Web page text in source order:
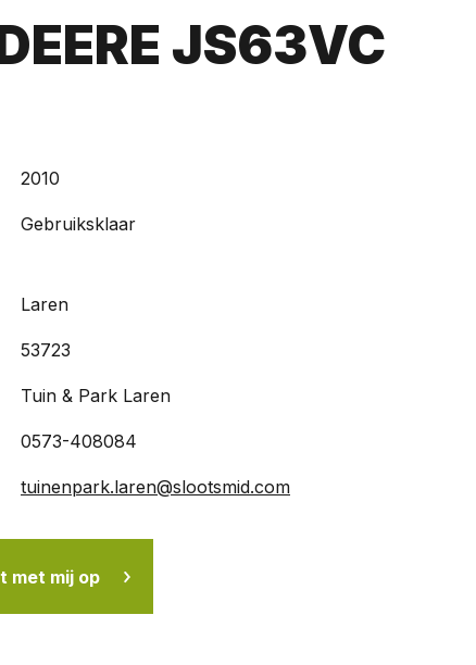
JS63VC
2010
Gebruiksklaar
Laren
53723
Tuin & Park Laren
0573-408084
tuinenpark.laren@slootsmid.com
met mij op